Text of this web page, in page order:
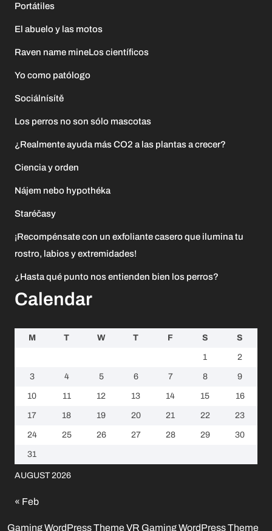
Portátiles
El abuelo y las motos
Raven name mineLos científicos
Yo como patólogo
Sociálnísítě
Los perros no son sólo mascotas
¿Realmente ayuda más CO2 a las plantas a crecer?
Ciencia y orden
Nájem nebo hypothéka
Staréčasy
¡Recompénsate con un exfoliante casero que ilumina tu
rostro, labios y extremidades!
¿Hasta qué punto nos entienden bien los perros?
Calendar
AUGUST 2026
M T W T F S S
1 2
3 4 5 6 7 8 9
10 11 12 13 14 15 16
17 18 19 20 21 22 23
24 25 26 27 28 29 30
31
« Feb
Gaming WordPress ThemeVR Gaming WordPress Theme